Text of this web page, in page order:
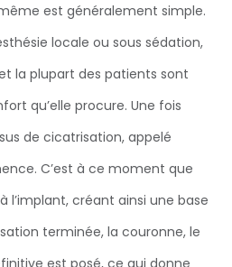
est généralement simple.
locale ou sous sédation,
la plupart des patients sont
qu’elle procure. Une fois
de cicatrisation, appelé
C’est à ce moment que
l’implant, créant ainsi une base
terminée, la couronne, le